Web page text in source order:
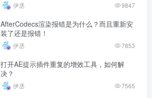
伊丞 9847
AfterCodecs渲染报错是为什么？而且重新安
装了还是报错！
伊丞 7853
打开AE提示插件重复的增效工具，如何解
决？
伊丞 7565